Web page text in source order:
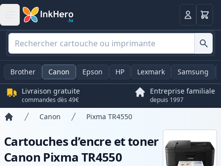
Panier
Brother Canon Epson HP Lexmark Samsung
Livraison gratuite
commandes dès 49€
Entreprise familiale
depuis 1997
Canon Pixma TR4550
Cartouches d’encre et toner
Canon Pixma TR4550